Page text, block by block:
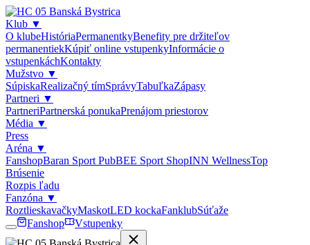
Klub ▼
O klubeHistóriaPermanentkyBenefity pre držiteľov
permanentiekKúpiť online vstupenkyInformácie o
vstupenkáchKontakty
Mužstvo ▼
SúpiskaRealizačný tímSprávyTabuľkaZápasy
Partneri ▼
PartneriPartnerská ponukaPrenájom priestorov
Média ▼
Press
Aréna ▼
FanshopBaran Sport PubBEE Sport ShopINN WellnessTop
Brúsenie
Rozpis ľadu
Fanzóna ▼
RoztlieskavačkyMaskotLED kockaFanklubSúťaže
Fanshop
Vstupenky